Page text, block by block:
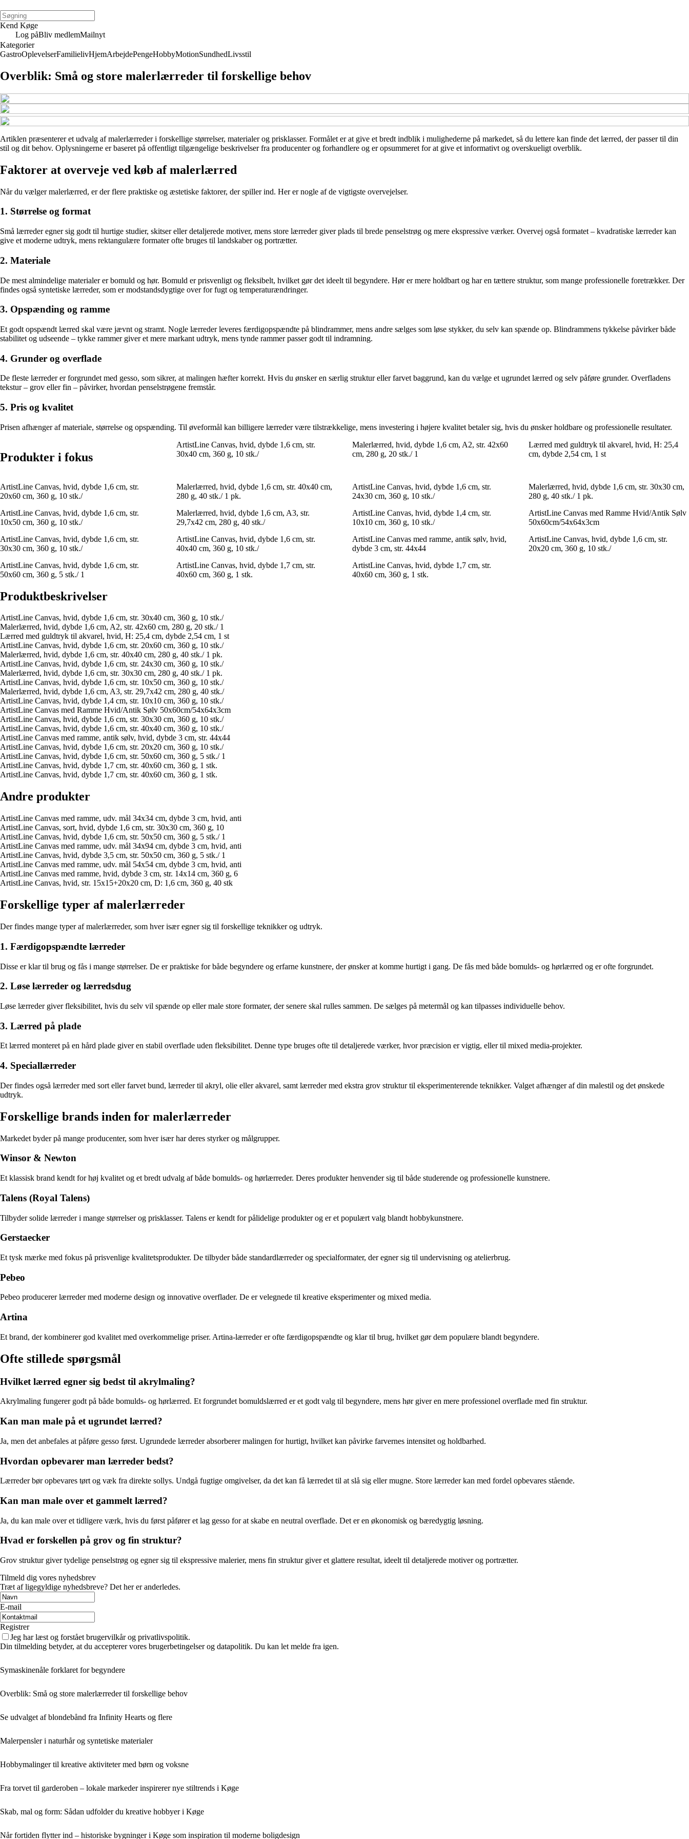
Kend Køge
Log påBliv medlemMailnyt
Kategorier
GastroOplevelserFamilielivHjemArbejdePengeHobbyMotionSundhedLivsstil
Overblik: Små og store malerlærreder til forskellige behov
Artiklen præsenterer et udvalg af malerlærreder i forskellige størrelser, materialer og prisklasser. Formålet er at give et bredt indblik i mulighederne på markedet, så du lettere kan finde det lærred, der passer til din
stil og dit behov. Oplysningerne er baseret på offentligt tilgængelige beskrivelser fra producenter og forhandlere og er opsummeret for at give et informativt og overskueligt overblik.
Faktorer at overveje ved køb af malerlærred
Når du vælger malerlærred, er der flere praktiske og æstetiske faktorer, der spiller ind. Her er nogle af de vigtigste overvejelser.
1. Størrelse og format
Små lærreder egner sig godt til hurtige studier, skitser eller detaljerede motiver, mens store lærreder giver plads til brede penselstrøg og mere ekspressive værker. Overvej også formatet – kvadratiske lærreder kan
give et moderne udtryk, mens rektangulære formater ofte bruges til landskaber og portrætter.
2. Materiale
De mest almindelige materialer er bomuld og hør. Bomuld er prisvenligt og fleksibelt, hvilket gør det ideelt til begyndere. Hør er mere holdbart og har en tættere struktur, som mange professionelle foretrækker. Der
findes også syntetiske lærreder, som er modstandsdygtige over for fugt og temperaturændringer.
3. Opspænding og ramme
Et godt opspændt lærred skal være jævnt og stramt. Nogle lærreder leveres færdigopspændte på blindrammer, mens andre sælges som løse stykker, du selv kan spænde op. Blindrammens tykkelse påvirker både
stabilitet og udseende – tykke rammer giver et mere markant udtryk, mens tynde rammer passer godt til indramning.
4. Grunder og overflade
De fleste lærreder er forgrundet med gesso, som sikrer, at malingen hæfter korrekt. Hvis du ønsker en særlig struktur eller farvet baggrund, kan du vælge et ugrundet lærred og selv påføre grunder. Overfladens
tekstur – grov eller fin – påvirker, hvordan penselstrøgene fremstår.
5. Pris og kvalitet
Prisen afhænger af materiale, størrelse og opspænding. Til øveformål kan billigere lærreder være tilstrækkelige, mens investering i højere kvalitet betaler sig, hvis du ønsker holdbare og professionelle resultater.
Produkter i fokus
ArtistLine Canvas, hvid, dybde 1,6 cm, str.
30x40 cm, 360 g, 10 stk./
Malerlærred, hvid, dybde 1,6 cm, A2, str. 42x60
cm, 280 g, 20 stk./ 1
Lærred med guldtryk til akvarel, hvid, H: 25,4
cm, dybde 2,54 cm, 1 st
ArtistLine Canvas, hvid, dybde 1,6 cm, str.
20x60 cm, 360 g, 10 stk./
Malerlærred, hvid, dybde 1,6 cm, str. 40x40 cm,
280 g, 40 stk./ 1 pk.
ArtistLine Canvas, hvid, dybde 1,6 cm, str.
24x30 cm, 360 g, 10 stk./
Malerlærred, hvid, dybde 1,6 cm, str. 30x30 cm,
280 g, 40 stk./ 1 pk.
ArtistLine Canvas, hvid, dybde 1,6 cm, str.
10x50 cm, 360 g, 10 stk./
Malerlærred, hvid, dybde 1,6 cm, A3, str.
29,7x42 cm, 280 g, 40 stk./
ArtistLine Canvas, hvid, dybde 1,4 cm, str.
10x10 cm, 360 g, 10 stk./
ArtistLine Canvas med Ramme Hvid/Antik Sølv
50x60cm/54x64x3cm
ArtistLine Canvas, hvid, dybde 1,6 cm, str.
30x30 cm, 360 g, 10 stk./
ArtistLine Canvas, hvid, dybde 1,6 cm, str.
40x40 cm, 360 g, 10 stk./
ArtistLine Canvas med ramme, antik sølv, hvid,
dybde 3 cm, str. 44x44
ArtistLine Canvas, hvid, dybde 1,6 cm, str.
20x20 cm, 360 g, 10 stk./
ArtistLine Canvas, hvid, dybde 1,6 cm, str.
50x60 cm, 360 g, 5 stk./ 1
ArtistLine Canvas, hvid, dybde 1,7 cm, str.
40x60 cm, 360 g, 1 stk.
ArtistLine Canvas, hvid, dybde 1,7 cm, str.
40x60 cm, 360 g, 1 stk.
Produktbeskrivelser
ArtistLine Canvas, hvid, dybde 1,6 cm, str. 30x40 cm, 360 g, 10 stk./
Malerlærred, hvid, dybde 1,6 cm, A2, str. 42x60 cm, 280 g, 20 stk./ 1
Lærred med guldtryk til akvarel, hvid, H: 25,4 cm, dybde 2,54 cm, 1 st
ArtistLine Canvas, hvid, dybde 1,6 cm, str. 20x60 cm, 360 g, 10 stk./
Malerlærred, hvid, dybde 1,6 cm, str. 40x40 cm, 280 g, 40 stk./ 1 pk.
ArtistLine Canvas, hvid, dybde 1,6 cm, str. 24x30 cm, 360 g, 10 stk./
Malerlærred, hvid, dybde 1,6 cm, str. 30x30 cm, 280 g, 40 stk./ 1 pk.
ArtistLine Canvas, hvid, dybde 1,6 cm, str. 10x50 cm, 360 g, 10 stk./
Malerlærred, hvid, dybde 1,6 cm, A3, str. 29,7x42 cm, 280 g, 40 stk./
ArtistLine Canvas, hvid, dybde 1,4 cm, str. 10x10 cm, 360 g, 10 stk./
ArtistLine Canvas med Ramme Hvid/Antik Sølv 50x60cm/54x64x3cm
ArtistLine Canvas, hvid, dybde 1,6 cm, str. 30x30 cm, 360 g, 10 stk./
ArtistLine Canvas, hvid, dybde 1,6 cm, str. 40x40 cm, 360 g, 10 stk./
ArtistLine Canvas med ramme, antik sølv, hvid, dybde 3 cm, str. 44x44
ArtistLine Canvas, hvid, dybde 1,6 cm, str. 20x20 cm, 360 g, 10 stk./
ArtistLine Canvas, hvid, dybde 1,6 cm, str. 50x60 cm, 360 g, 5 stk./ 1
ArtistLine Canvas, hvid, dybde 1,7 cm, str. 40x60 cm, 360 g, 1 stk.
ArtistLine Canvas, hvid, dybde 1,7 cm, str. 40x60 cm, 360 g, 1 stk.
Andre produkter
ArtistLine Canvas med ramme, udv. mål 34x34 cm, dybde 3 cm, hvid, anti
ArtistLine Canvas, sort, hvid, dybde 1,6 cm, str. 30x30 cm, 360 g, 10
ArtistLine Canvas, hvid, dybde 1,6 cm, str. 50x50 cm, 360 g, 5 stk./ 1
ArtistLine Canvas med ramme, udv. mål 34x94 cm, dybde 3 cm, hvid, anti
ArtistLine Canvas, hvid, dybde 3,5 cm, str. 50x50 cm, 360 g, 5 stk./ 1
ArtistLine Canvas med ramme, udv. mål 54x54 cm, dybde 3 cm, hvid, anti
ArtistLine Canvas med ramme, hvid, dybde 3 cm, str. 14x14 cm, 360 g, 6
ArtistLine Canvas, hvid, str. 15x15+20x20 cm, D: 1,6 cm, 360 g, 40 stk
Forskellige typer af malerlærreder
Der findes mange typer af malerlærreder, som hver især egner sig til forskellige teknikker og udtryk.
1. Færdigopspændte lærreder
Disse er klar til brug og fås i mange størrelser. De er praktiske for både begyndere og erfarne kunstnere, der ønsker at komme hurtigt i gang. De fås med både bomulds- og hørlærred og er ofte forgrundet.
2. Løse lærreder og lærredsdug
Løse lærreder giver fleksibilitet, hvis du selv vil spænde op eller male store formater, der senere skal rulles sammen. De sælges på metermål og kan tilpasses individuelle behov.
3. Lærred på plade
Et lærred monteret på en hård plade giver en stabil overflade uden fleksibilitet. Denne type bruges ofte til detaljerede værker, hvor præcision er vigtig, eller til mixed media-projekter.
4. Speciallærreder
Der findes også lærreder med sort eller farvet bund, lærreder til akryl, olie eller akvarel, samt lærreder med ekstra grov struktur til eksperimenterende teknikker. Valget afhænger af din malestil og det ønskede
udtryk.
Forskellige brands inden for malerlærreder
Markedet byder på mange producenter, som hver især har deres styrker og målgrupper.
Winsor & Newton
Et klassisk brand kendt for høj kvalitet og et bredt udvalg af både bomulds- og hørlærreder. Deres produkter henvender sig til både studerende og professionelle kunstnere.
Talens (Royal Talens)
Tilbyder solide lærreder i mange størrelser og prisklasser. Talens er kendt for pålidelige produkter og er et populært valg blandt hobbykunstnere.
Gerstaecker
Et tysk mærke med fokus på prisvenlige kvalitetsprodukter. De tilbyder både standardlærreder og specialformater, der egner sig til undervisning og atelierbrug.
Pebeo
Pebeo producerer lærreder med moderne design og innovative overflader. De er velegnede til kreative eksperimenter og mixed media.
Artina
Et brand, der kombinerer god kvalitet med overkommelige priser. Artina-lærreder er ofte færdigopspændte og klar til brug, hvilket gør dem populære blandt begyndere.
Ofte stillede spørgsmål
Hvilket lærred egner sig bedst til akrylmaling?
Akrylmaling fungerer godt på både bomulds- og hørlærred. Et forgrundet bomuldslærred er et godt valg til begyndere, mens hør giver en mere professionel overflade med fin struktur.
Kan man male på et ugrundet lærred?
Ja, men det anbefales at påføre gesso først. Ugrundede lærreder absorberer malingen for hurtigt, hvilket kan påvirke farvernes intensitet og holdbarhed.
Hvordan opbevarer man lærreder bedst?
Lærreder bør opbevares tørt og væk fra direkte sollys. Undgå fugtige omgivelser, da det kan få lærredet til at slå sig eller mugne. Store lærreder kan med fordel opbevares stående.
Kan man male over et gammelt lærred?
Ja, du kan male over et tidligere værk, hvis du først påfører et lag gesso for at skabe en neutral overflade. Det er en økonomisk og bæredygtig løsning.
Hvad er forskellen på grov og fin struktur?
Grov struktur giver tydelige penselstrøg og egner sig til ekspressive malerier, mens fin struktur giver et glattere resultat, ideelt til detaljerede motiver og portrætter.
Tilmeld dig vores nyhedsbrev
Træt af ligegyldige nyhedsbreve? Det her er anderledes.
E-mail
Registrer
Jeg har læst og forstået brugervilkår og privatlivspolitik.
Din tilmelding betyder, at du accepterer vores brugerbetingelser og datapolitik. Du kan let melde fra igen.
Symaskinenåle forklaret for begyndere
Overblik: Små og store malerlærreder til forskellige behov
Se udvalget af blondebånd fra Infinity Hearts og flere
Malerpensler i naturhår og syntetiske materialer
Hobbymalinger til kreative aktiviteter med børn og voksne
Fra torvet til garderoben – lokale markeder inspirerer nye stiltrends i Køge
Skab, mal og form: Sådan udfolder du kreative hobbyer i Køge
Når fortiden flytter ind – historiske bygninger i Køge som inspiration til moderne boligdesign